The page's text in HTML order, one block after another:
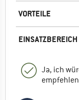
VORTEILE
EINSATZBEREICH
Ja, ich
empfehlen